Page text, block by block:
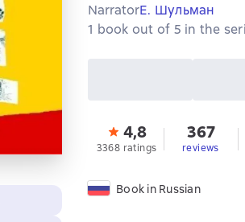
NarratorЕ. Шульман
1 book out of 5 in the
4,8
3368 ratings
367
reviews
Book in Russian